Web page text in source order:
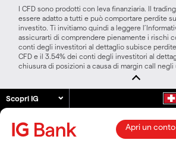
I CFD sono prodotti con leva finanziaria. Il
essere adatto a tutti e può comportare perdite
investito. Ti invitiamo quindi a leggere
assicurarti di comprendere pienamente i rischi
conti degli investitori al dettaglio subisce
CFD e il 3.54% dei conti degli investitori al
chiusura di posizioni a causa di margin call negli
Scopri IG
Apri un